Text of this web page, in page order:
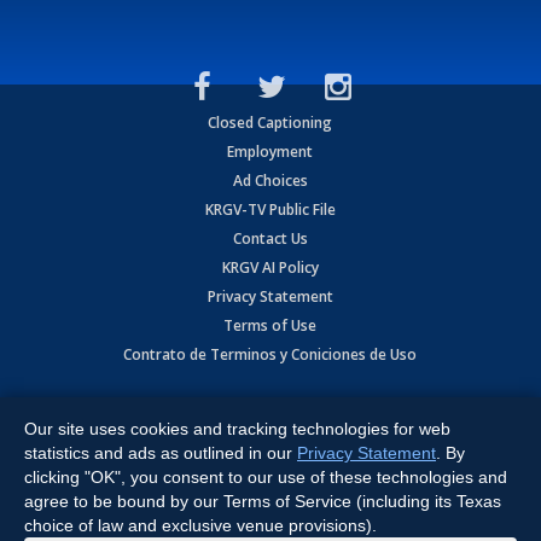
Closed Captioning
Employment
Ad Choices
KRGV-TV Public File
Contact Us
KRGV AI Policy
Privacy Statement
Terms of Use
Contrato de Terminos y Coniciones de Uso
Expressway, Weslaco, TX 78596.
All Rights Reserved. Powered by:Ruby Shore Software
Our site uses cookies and tracking technologies for web
statistics and ads as outlined in our Privacy Statement . By
clicking "OK", you consent to our use of these technologies and
agree to be bound by our Terms of Service (including its Texas
choice of law and exclusive venue provisions).